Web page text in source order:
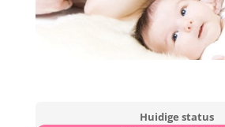
Huidige status